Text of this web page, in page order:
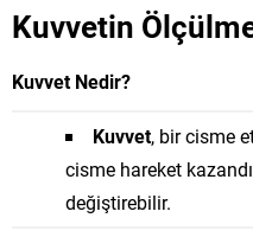
Kuvvetin
Kuvvet Nedir?
Kuvvet, bir cisme
cisme hareket
değiştirebilir.